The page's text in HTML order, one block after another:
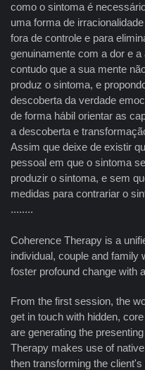
como o sintoma é
uma forma de
fora de controle e para
genuinamente com a dor e
contudo que a sua mente
produz o sintoma, e
descoberta da verdade
de forma hábil orientar as
a descoberta e
Assim que deixe de existir
pessoal em que o sintoma
produzir o sintoma, e sem
medidas para contrariar o
........
Coherence Therapy is a
individual, couple and family
foster profound change with
From the first session, the
get in touch with hidden,
are generating the
Therapy makes use of
then transforming the